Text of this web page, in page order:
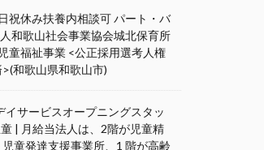
祝休み扶養内相談可 パート・バ
和歌山社会事業協会城北保育所
童福祉事業 <公正採用選考人権
和歌山県和歌山市)
イサービスオープニングスタッ
| 月給当法人は、2階が児童精
童発達支援事業所、1 階が高齢